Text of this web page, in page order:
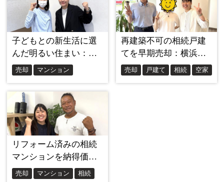
世の中が新型コロナウイルスの感染拡大で大変な時
期だったとはいえ、こちらは大切な資産の売却をお
願いしているわけですから、この対応には正直がっ
かりしました。
「大手だから安心」と思っていた自分が情けなくな
りましたね。